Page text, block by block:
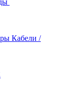
Кабели /